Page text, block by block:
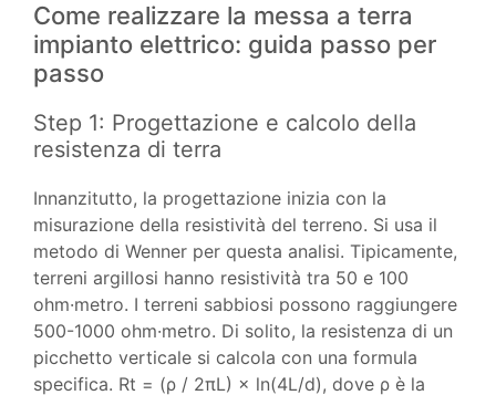
Come realizzare la messa a terra
impianto elettrico: guida passo per
passo
Step 1: Progettazione e calcolo della
resistenza di terra
Innanzitutto, la progettazione inizia con la
misurazione della resistività del terreno. Si usa il
metodo di Wenner per questa analisi. Tipicamente,
terreni argillosi hanno resistività tra 50 e 100
ohm·metro. I terreni sabbiosi possono raggiungere
500-1000 ohm·metro. Di solito, la resistenza di un
picchetto verticale si calcola con una formula
specifica. Rt = (ρ / 2πL) × ln(4L/d), dove ρ è la